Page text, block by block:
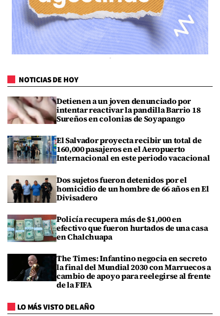
NOTICIAS DE HOY
Detienen a un joven denunciado por
intentar reactivar la pandilla Barrio 18
Sureños en colonias de Soyapango
El Salvador proyecta recibir un total de
160,000 pasajeros en el Aeropuerto
Internacional en este periodo vacacional
Dos sujetos fueron detenidos por el
homicidio de un hombre de 66 años en El
Divisadero
Policía recupera más de $1,000 en
efectivo que fueron hurtados de una casa
en Chalchuapa
The Times: Infantino negocia en secreto
la final del Mundial 2030 con Marruecos a
cambio de apoyo para reelegirse al frente
de la FIFA
LO MÁS VISTO DEL AÑO